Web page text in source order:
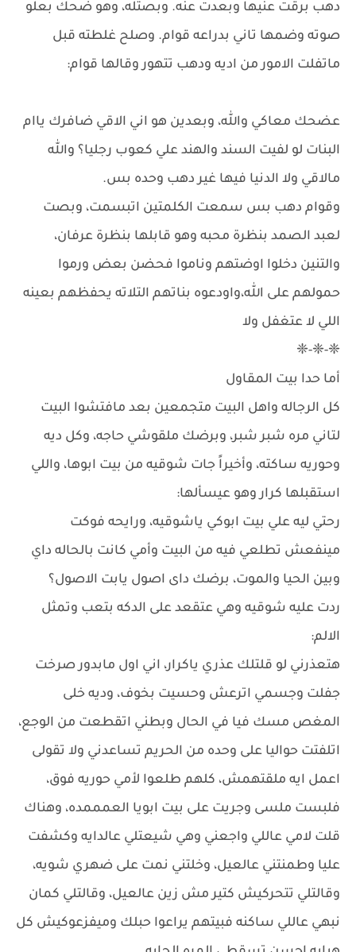
دهب برقت عنيها وبعدت عنه. وبصتله، وهو ضحك بعلو
صوته وضمها تاني بدراعه قوام. وصلح غلطته قبل
ماتفلت الامور من اديه ودهب تتهور وقالها قوام:
عضحك معاكي والله، وبعدين هو اني الاقي ضافرك ياام
البنات لو لفيت السند والهند علي كعوب رجليا؟ والله
مالاقي ولا الدنيا فيها غير دهب وحده بس.
وقوام دهب بس سمعت الكلمتين اتبسمت، وبصت
لعبد الصمد بنظرة محبه وهو قابلها بنظرة عرفان،
والتنين دخلوا اوضتهم وناموا فحضن بعض ورموا
حمولهم على الله،واودعوه بناتهم التلاته يحفظهم بعينه
اللي لا عتغفل ولا
❈-❈-❈
أما حدا بيت المقاول
كل الرجاله واهل البيت متجمعين بعد مافتشوا البيت
لتاني مره شبر شبر، وبرضك ملقوشي حاجه، وكل ديه
وحوريه ساكته، وأخيراً جات شوقيه من بيت ابوها، واللي
استقبلها كرار وهو عيسألها:
رحتي ليه علي بيت ابوكي ياشوقيه، ورايحه فوكت
مينفعش تطلعي فيه من البيت وأمي كانت بالحاله داي
وبين الحيا والموت، برضك داى اصول يابت الاصول؟
ردت عليه شوقيه وهي عتقعد على الدكه بتعب وتمثل
الالم:
هتعذرني لو قلتلك عذري ياكرار، اني اول مابدور صرخت
جفلت وجسمي اترعش وحسيت بخوف، وديه خلى
المغص مسك فيا في الحال وبطني اتقطعت من الوجع،
اتلفتت حواليا على وحده من الحريم تساعدني ولا تقولى
اعمل ايه ملقتهمش، كلهم طلعوا لأمي حوريه فوق،
فلبست ملسى وجريت على بيت ابويا العمممده، وهناك
قلت لامي عاللي واجعني وهي شيعتلي عالدايه وكشفت
عليا وطمنتني عالعيل، وخلتني نمت على ضهري شويه،
وقالتلي تتحركيش كتير مش زين عالعيل، وقالتلي كمان
نبهي عاللي ساكنه فبيتهم يراعوا حبلك وميفزعوكيش كل